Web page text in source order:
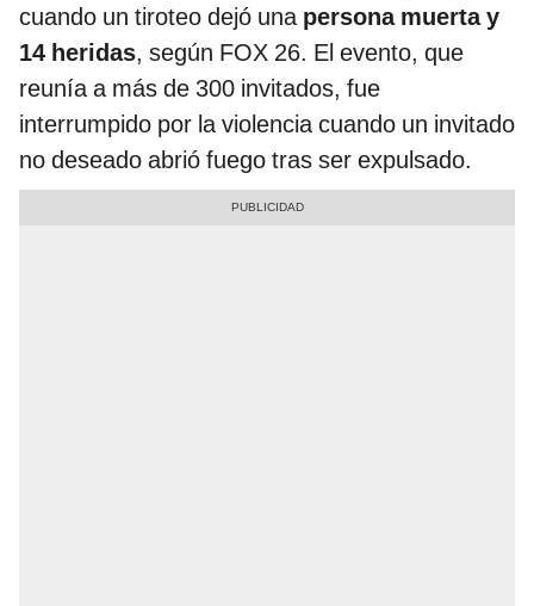
cuando un tiroteo dejó una persona muerta y
14 heridas, según FOX 26. El evento, que
reunía a más de 300 invitados, fue
interrumpido por la violencia cuando un invitado
no deseado abrió fuego tras ser expulsado.